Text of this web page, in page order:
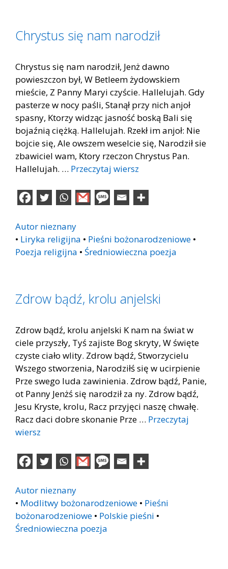
Chrystus się nam narodził
Chrystus się nam narodził, Jenż dawno
powieszczon był, W Betleem żydowskiem
mieście, Z Panny Maryi czyście. Hallelujah. Gdy
pasterze w nocy paśli, Stanął przy nich anjoł
spasny, Ktorzy widząc jasność boską Bali się
bojaźnią ciężką. Hallelujah. Rzekł im anjoł: Nie
bojcie się, Ale owszem weselcie się, Narodził sie
zbawiciel wam, Ktory rzeczon Chrystus Pan.
Hallelujah. … Przeczytaj wiersz
Autor nieznany
• Liryka religijna • Pieśni bożonarodzeniowe •
Poezja religijna • Średniowieczna poezja
Zdrow bądź, krolu anjelski
Zdrow bądź, krolu anjelski K nam na świat w
ciele przyszły, Tyś zajiste Bog skryty, W święte
czyste ciało wlity. Zdrow bądź, Stworzycielu
Wszego stworzenia, Narodziłś się w ucirpienie
Prze swego luda zawinienia. Zdrow bądź, Panie,
ot Panny Jenżś się narodził za ny. Zdrow bądź,
Jesu Kryste, krolu, Racz przyjęci naszę chwałę.
Racz daci dobre skonanie Prze … Przeczytaj
wiersz
Autor nieznany
• Modlitwy bożonarodzeniowe • Pieśni
bożonarodzeniowe • Polskie pieśni •
Średniowieczna poezja